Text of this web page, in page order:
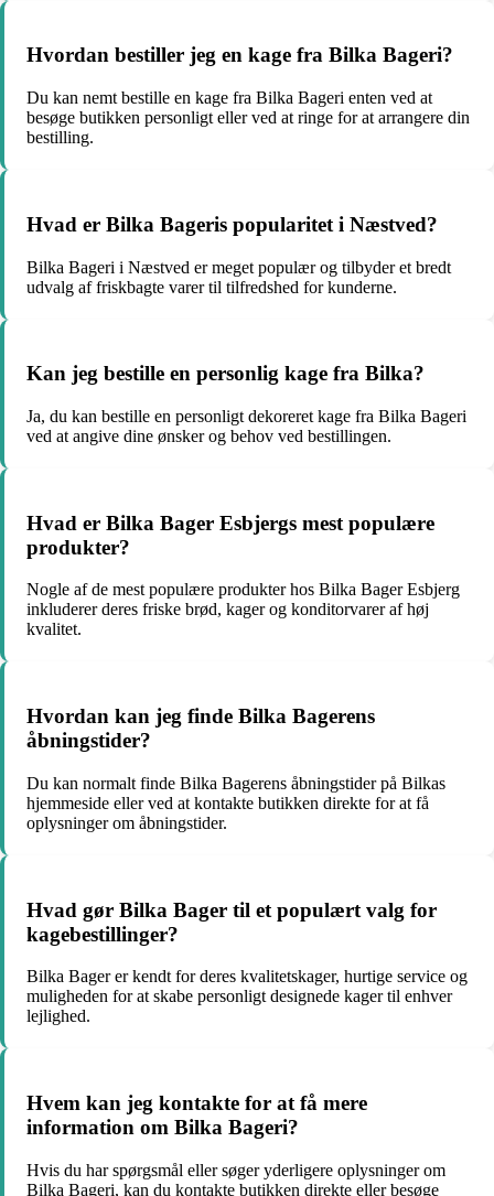
Hvordan bestiller jeg en kage fra Bilka Bageri?
Du kan nemt bestille en kage fra Bilka Bageri enten ved at
besøge butikken personligt eller ved at ringe for at arrangere din
bestilling.
Hvad er Bilka Bageris popularitet i Næstved?
Bilka Bageri i Næstved er meget populær og tilbyder et bredt
udvalg af friskbagte varer til tilfredshed for kunderne.
Kan jeg bestille en personlig kage fra Bilka?
Ja, du kan bestille en personligt dekoreret kage fra Bilka Bageri
ved at angive dine ønsker og behov ved bestillingen.
Hvad er Bilka Bager Esbjergs mest populære
produkter?
Nogle af de mest populære produkter hos Bilka Bager Esbjerg
inkluderer deres friske brød, kager og konditorvarer af høj
kvalitet.
Hvordan kan jeg finde Bilka Bagerens
åbningstider?
Du kan normalt finde Bilka Bagerens åbningstider på Bilkas
hjemmeside eller ved at kontakte butikken direkte for at få
oplysninger om åbningstider.
Hvad gør Bilka Bager til et populært valg for
kagebestillinger?
Bilka Bager er kendt for deres kvalitetskager, hurtige service og
muligheden for at skabe personligt designede kager til enhver
lejlighed.
Hvem kan jeg kontakte for at få mere
information om Bilka Bageri?
Hvis du har spørgsmål eller søger yderligere oplysninger om
Bilka Bageri, kan du kontakte butikken direkte eller besøge